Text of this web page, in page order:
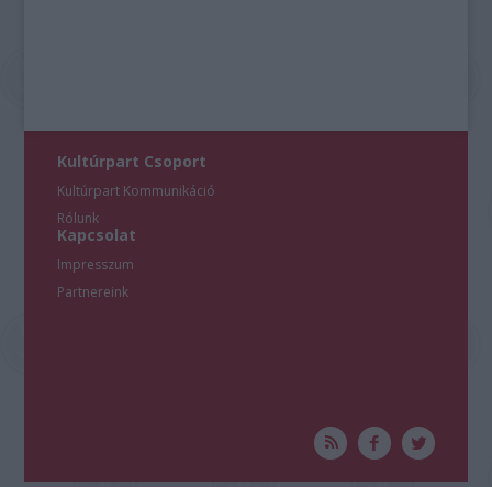
Kultúrpart Csoport
Kultúrpart Kommunikáció
Rólunk
Kapcsolat
Impresszum
Partnereink